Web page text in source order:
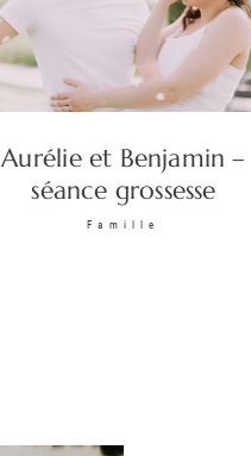
Aurélie et Benjamin –
séance grossesse
Famille